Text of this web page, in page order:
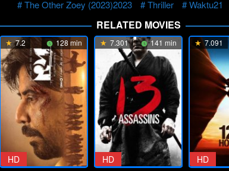
The Other Zoey (2023)2023
Thriller Waktu21
RELATED MOVIES
7.2 128 min
HD
7.301 141 min
HD
7.091
HD